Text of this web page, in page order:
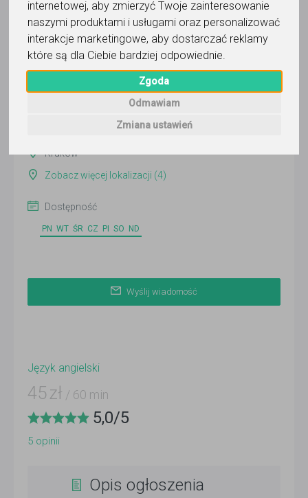
internetowej, aby zmierzyć Twoje zainteresowanie
naszymi produktami i usługami oraz personalizować
interakcje marketingowe, aby dostarczać reklamy
które są dla Ciebie bardziej odpowiednie
Zgoda
Odmawiam
Zmiana ustawień
Weronika Siwiec
Wyślij wiadomość
ponad 3 miesiące temu
Kraków
Zobacz więcej lokalizacji (4)
Dostępność
PN WT ŚR CZ PI SO ND
Wyślij wiadomość
Język angielski
45 zł / 60 min
5,0/5
5 opinii
Opis ogłoszenia